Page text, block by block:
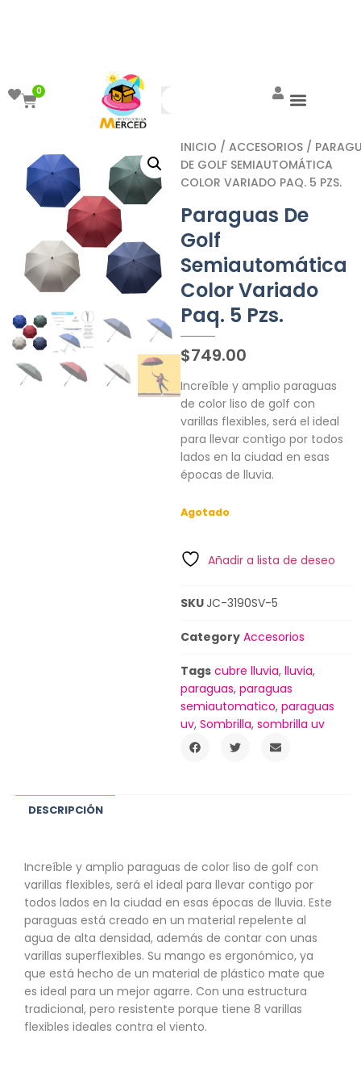
0
INICIO / ACCESORIOS /
DE GOLF SEMIAUTOMÁTICA
COLOR VARIADO PAQ. 5 PZS.
Paraguas De
Golf
Semiautomática
Color Variado
Paq. 5 Pzs.
$749.00
Increíble y amplio paraguas
de color liso de golf con
varillas flexibles, será el ideal
para llevar contigo por todos
lados en la ciudad en esas
épocas de lluvia.
Agotado
Añadir a lista de deseo
SKUJC-3190SV-5
Category Accesorios
Tags cubre lluvia, lluvia,
paraguas, paraguas
semiautomatico, paraguas
uv, Sombrilla, sombrilla uv
DESCRIPCIÓN
Increíble y amplio paraguas de color liso de golf con
varillas flexibles, será el ideal para llevar contigo por
todos lados en la ciudad en esas épocas de lluvia. Este
paraguas está creado en un material repelente al
agua de alta densidad, además de contar con unas
varillas superflexibles. Su mango es ergonómico, ya
que está hecho de un material de plástico mate que
es ideal para un mejor agarre. Con una estructura
tradicional, pero resistente porque tiene 8 varillas
flexibles ideales contra el viento.